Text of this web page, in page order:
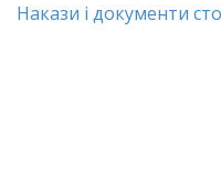
Накази і документи